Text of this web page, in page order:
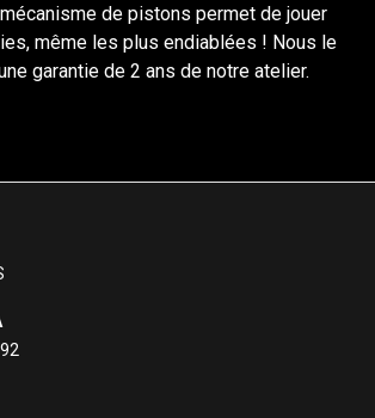
de pistons permet de jouer
même les plus endiablées ! Nous le
garantie de 2 ans de notre atelier.